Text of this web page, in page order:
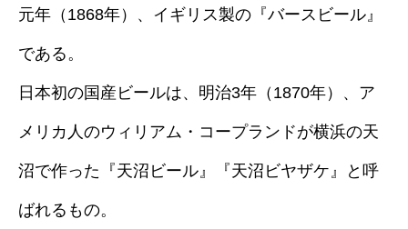
元年（1868年）、イギリス製の『バースビール』
である。
日本初の国産ビールは、明治3年（1870年）、ア
メリカ人のウィリアム・コープランドが横浜の天
沼で作った『天沼ビール』『天沼ビヤザケ』と呼
ばれるもの。